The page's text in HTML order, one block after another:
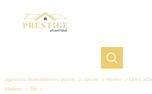
agences immobilières pornic, la baule Vente Loire
Maison
T10